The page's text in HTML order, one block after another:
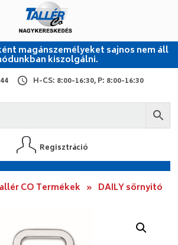
magánszemélyeket sajnos nem áll
kiszolgálni.
H-CS: 8:00-16:30, P: 8:00-16:30
Regisztráció
CO Termékek » DAILY sörnyitó